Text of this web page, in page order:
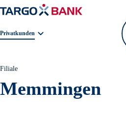
Geschäftsbereichnavigation. Aktuelle Auswahl:
Privatkunden
Filiale
Memmingen